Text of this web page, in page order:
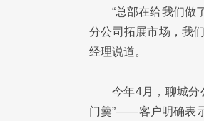
“总部在给我们做
分公司拓展市场，我
经理说道。
今年4月，聊城分
门羹”——客户明确表